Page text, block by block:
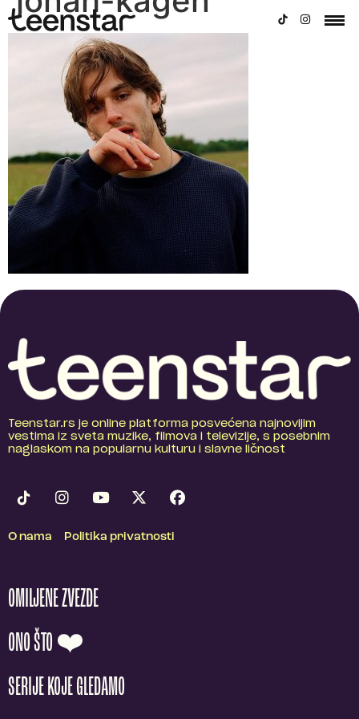
Teenstar.rs je online platforma posvećena najnovijim
vestima iz sveta muzike, filmova i televizije, s posebnim
naglaskom na popularnu kulturu i slavne ličnost
O nama Politika privatnosti
OMILJENE ZVEZDE
ONO ŠTO ❤️
SERIJE KOJE GLEDAMO